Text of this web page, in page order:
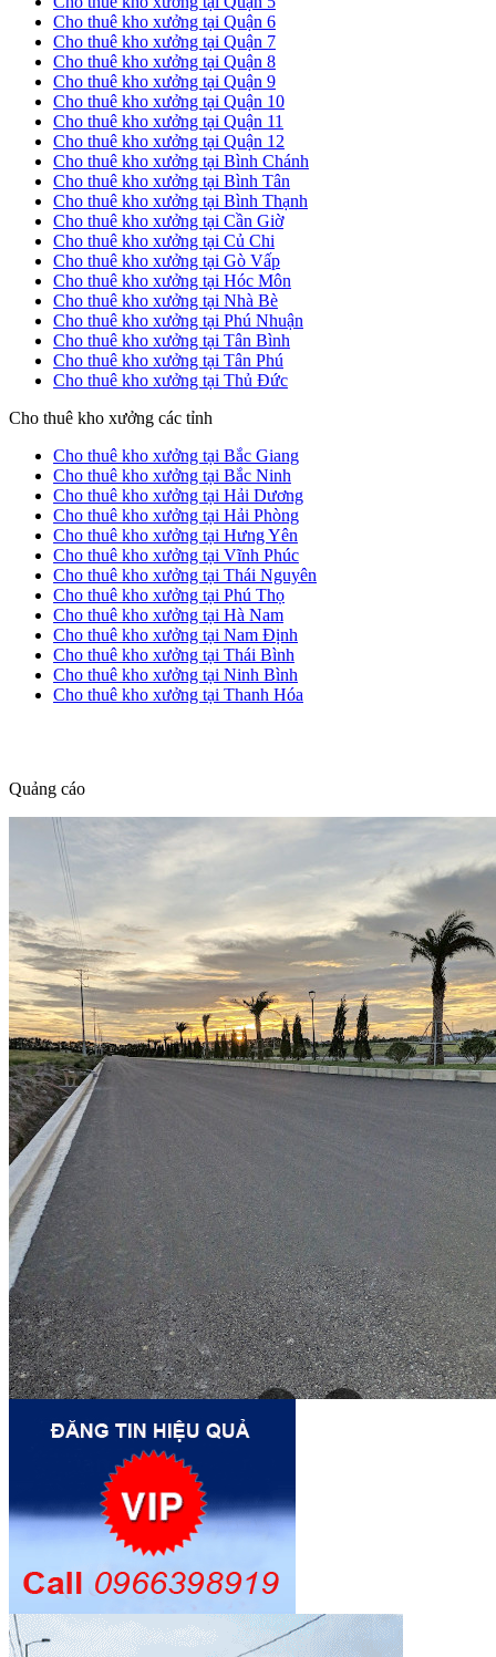
Cho thuê kho xưởng tại Quận 6
Cho thuê kho xưởng tại Quận 7
Cho thuê kho xưởng tại Quận 8
Cho thuê kho xưởng tại Quận 9
Cho thuê kho xưởng tại Quận 10
Cho thuê kho xưởng tại Quận 11
Cho thuê kho xưởng tại Quận 12
Cho thuê kho xưởng tại Bình Chánh
Cho thuê kho xưởng tại Bình Tân
Cho thuê kho xưởng tại Bình Thạnh
Cho thuê kho xưởng tại Cần Giờ
Cho thuê kho xưởng tại Củ Chi
Cho thuê kho xưởng tại Gò Vấp
Cho thuê kho xưởng tại Hóc Môn
Cho thuê kho xưởng tại Nhà Bè
Cho thuê kho xưởng tại Phú Nhuận
Cho thuê kho xưởng tại Tân Bình
Cho thuê kho xưởng tại Tân Phú
Cho thuê kho xưởng tại Thủ Đức
Cho thuê kho xưởng các tỉnh
Cho thuê kho xưởng tại Bắc Giang
Cho thuê kho xưởng tại Bắc Ninh
Cho thuê kho xưởng tại Hải Dương
Cho thuê kho xưởng tại Hải Phòng
Cho thuê kho xưởng tại Hưng Yên
Cho thuê kho xưởng tại Vĩnh Phúc
Cho thuê kho xưởng tại Thái Nguyên
Cho thuê kho xưởng tại Phú Thọ
Cho thuê kho xưởng tại Hà Nam
Cho thuê kho xưởng tại Nam Định
Cho thuê kho xưởng tại Thái Bình
Cho thuê kho xưởng tại Ninh Bình
Cho thuê kho xưởng tại Thanh Hóa
Quảng cáo